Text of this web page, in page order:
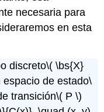
necesaria para
en esta
discreto\( \bs{X}
espacio de estado\
transición\( P \)